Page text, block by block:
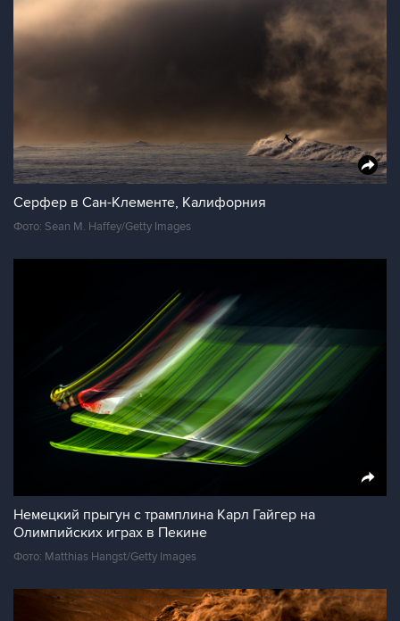
Серфер в Сан-Клементе, Калифорния
Фото: Sean M. Haffey/Getty Images
Немецкий прыгун с трамплина Карл Гайгер на
Олимпийских играх в Пекине
Фото: Matthias Hangst/Getty Images